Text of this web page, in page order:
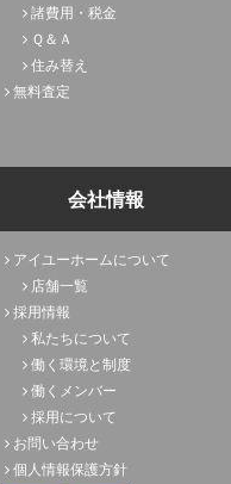
諸費用・税金
Ｑ＆Ａ
住み替え
無料査定
会社情報
アイユーホームについて
店舗一覧
採用情報
私たちについて
働く環境と制度
働くメンバー
採用について
お問い合わせ
個人情報保護方針